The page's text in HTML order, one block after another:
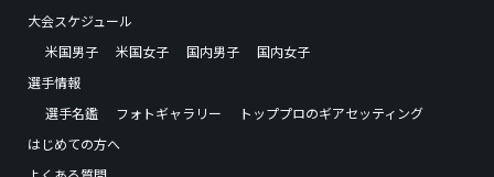
大会スケジュール
米国男子
米国女子 国内男子
国内女子
選手情報
選手名鑑
フォトギャラリー
トッププロのギアセッティング
はじめての方へ